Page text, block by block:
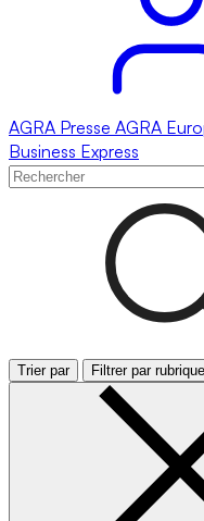
AGRA Presse AGRA
Business Express
Trier par Filtrer par rubrique